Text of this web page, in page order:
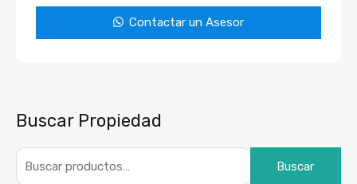
Contactar un Asesor
Buscar Propiedad
Buscar